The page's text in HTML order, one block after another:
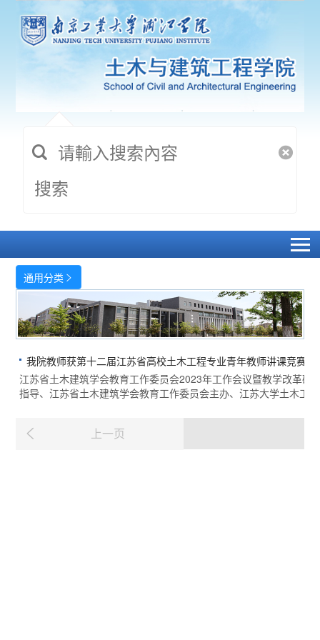
搜索
通用分类 
我院教师获第十二届江苏省高校土木工程专业青年教师讲课竞赛二
江苏省土木建筑学会教育工作委员会2023年工作会议暨教学改革
指导、江苏省土木建筑学会教育工作委员会主办、江苏大学土木工
上一页